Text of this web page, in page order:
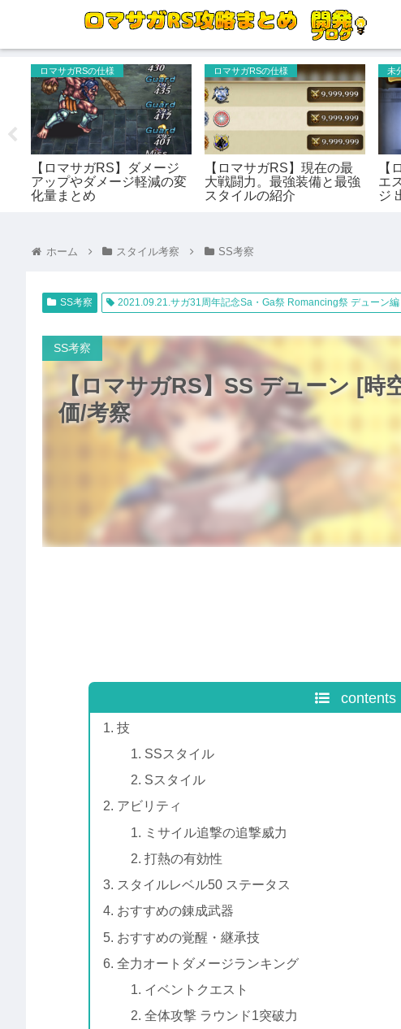
ロマサガRSの仕様
【ロマサガRS】ダメージ
アップやダメージ軽減の変
化量まとめ
ロマサガRSの仕様
【ロマサガRS】現在の最
大戦闘力。最強装備と最強
スタイルの紹介
未
【
エ
ジ
ホーム スタイル考察 SS考察
SS考察 2021.09.21.サガ31周年記念Sa・Ga祭 Romancing祭 デューン編
【ロマサガRS】SS デューン [
価/考察
SS考察
contents
技
SSスタイル
Sスタイル
アビリティ
ミサイル追撃の追撃威力
打熱の有効性
スタイルレベル50 ステータス
おすすめの錬成武器
おすすめの覚醒・継承技
全力オートダメージランキング
イベントクエスト
全体攻撃 ラウンド1突破力